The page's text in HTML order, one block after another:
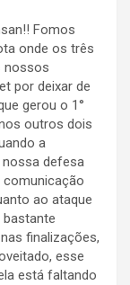
Fomos
onde os três
nossos
por deixar de
gerou o 1°
outros dois
a
defesa
ao ataque
finalizações,
esse
está faltando